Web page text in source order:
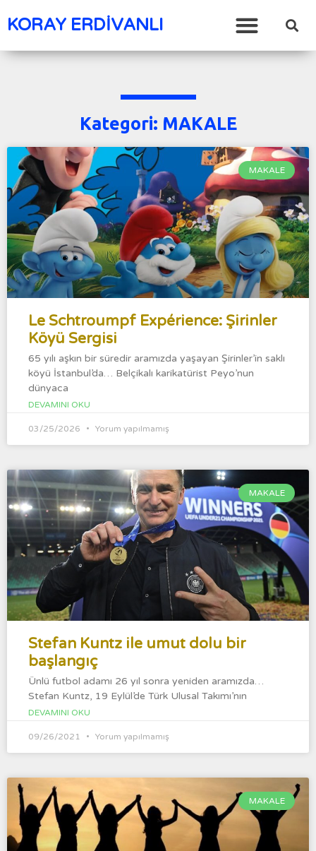
KORAY ERDİVANLI
Kategori: MAKALE
MAKALE
Le Schtroumpf Expérience: Şirinler
Köyü Sergisi
65 yılı aşkın bir süredir aramızda yaşayan Şirinler’in saklı
köyü İstanbul’da… Belçikalı karikatürist Peyo’nun
dünyaca
DEVAMINI OKU
03/25/2026 Yorum yapılmamış
MAKALE
Stefan Kuntz ile umut dolu bir
başlangıç
Ünlü futbol adamı 26 yıl sonra yeniden aramızda…
Stefan Kuntz, 19 Eylül’de Türk Ulusal Takımı’nın
DEVAMINI OKU
09/26/2021 Yorum yapılmamış
MAKALE